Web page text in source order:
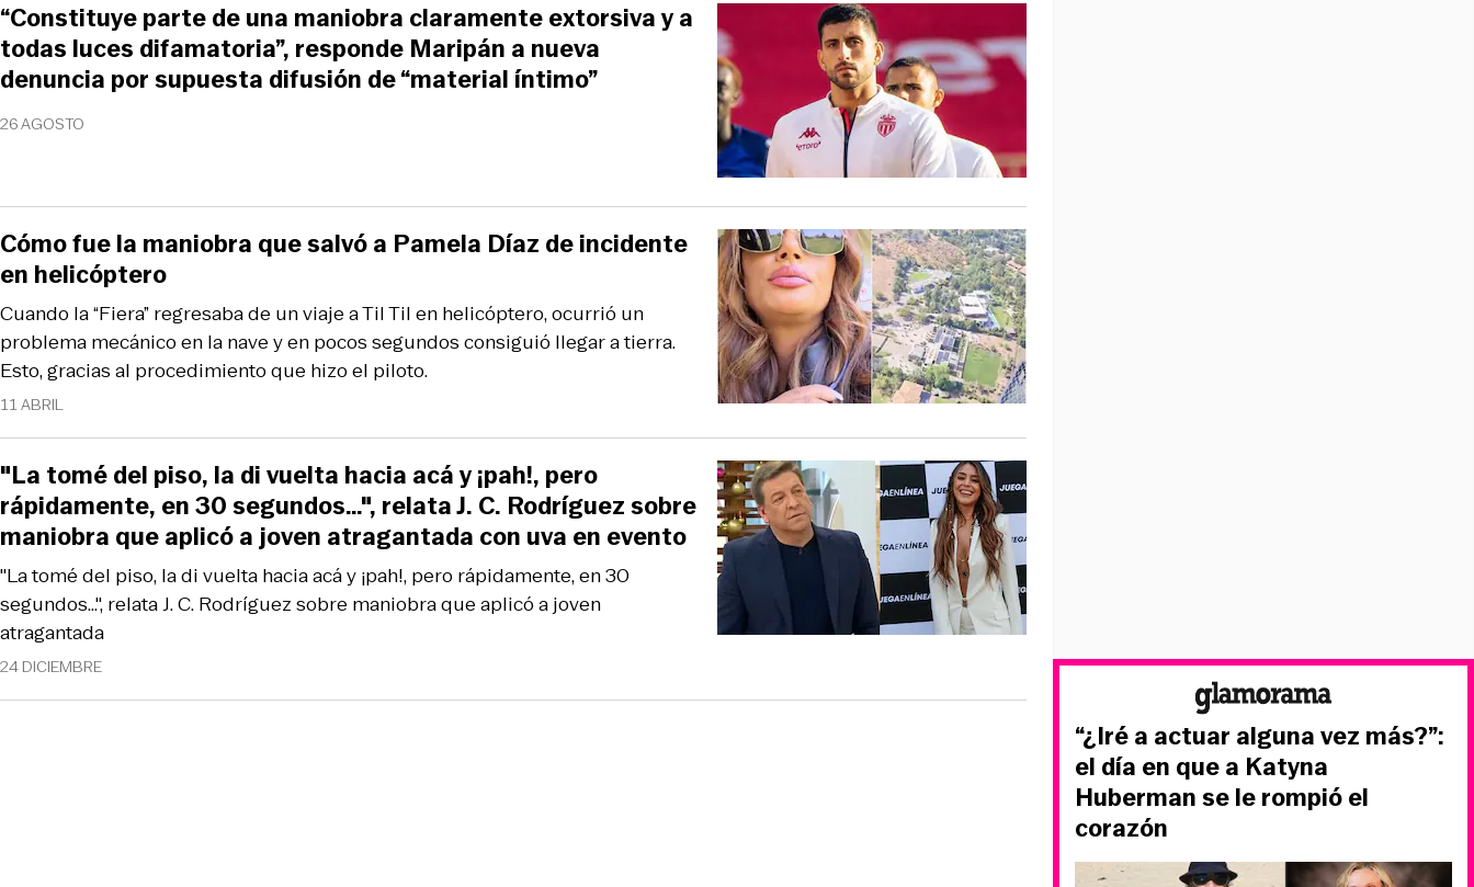
26 AGOSTO
“Constituye parte de una maniobra claramente extorsiva y a
todas luces difamatoria”, responde Maripán a nueva
denuncia por supuesta difusión de “material íntimo”
11 ABRIL
Cuando la “Fiera” regresaba de un viaje a Til Til en helicóptero, ocurrió un
problema mecánico en la nave y en pocos segundos consiguió llegar a tierra.
Esto, gracias al procedimiento que hizo el piloto.
Cómo fue la maniobra que salvó a Pamela Díaz de incidente
en helicóptero
24 DICIEMBRE
"La tomé del piso, la di vuelta hacia acá y ¡pah!, pero rápidamente, en 30
segundos…", relata J. C. Rodríguez sobre maniobra que aplicó a joven
atragantada
"La tomé del piso, la di vuelta hacia acá y ¡pah!, pero
rápidamente, en 30 segundos…", relata J. C. Rodríguez sobre
maniobra que aplicó a joven atragantada con uva en evento
“¿Iré a actuar alguna vez más?”:
el día en que a Katyna
Huberman se le rompió el
corazón